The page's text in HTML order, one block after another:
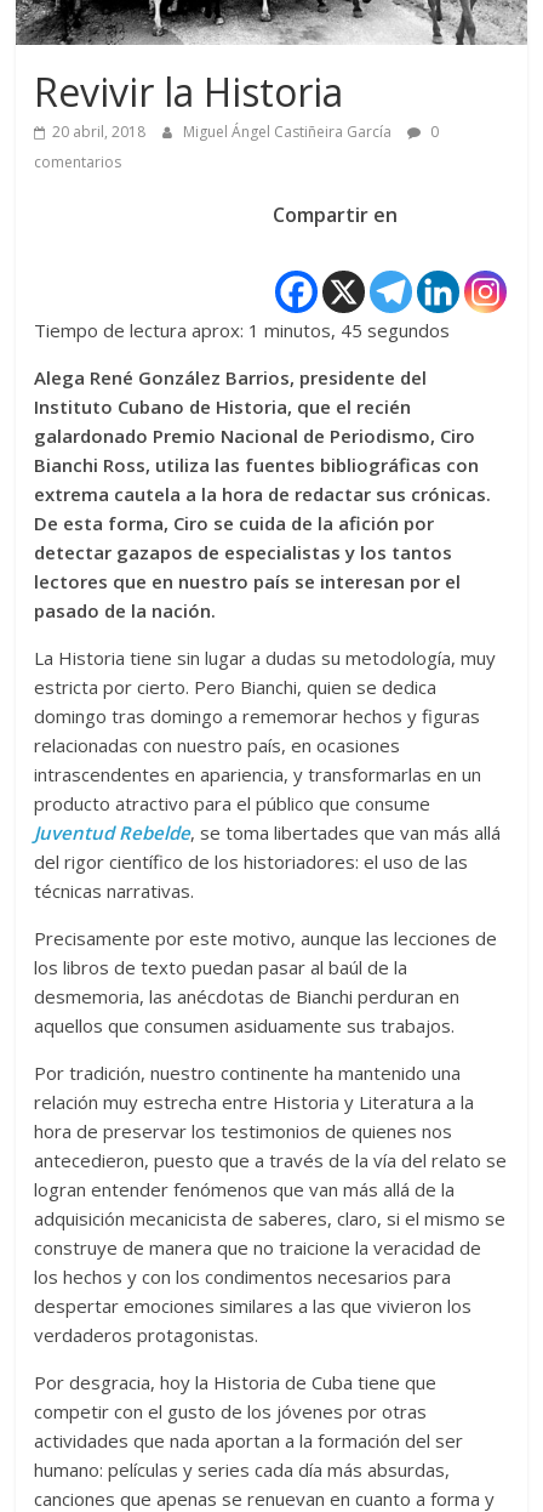
Revivir la Historia
20 abril, 2018 Miguel Ángel Castiñeira García
0
comentarios
Compartir en
Tiempo de lectura aprox: 1 minutos, 45 segundos
Alega René González Barrios, presidente del
Instituto Cubano de Historia, que el recién
galardonado Premio Nacional de Periodismo, Ciro
Bianchi Ross, utiliza las fuentes bibliográficas con
extrema cautela a la hora de redactar sus crónicas.
De esta forma, Ciro se cuida de la afición por
detectar gazapos de especialistas y los tantos
lectores que en nuestro país se interesan por el
pasado de la nación.
La Historia tiene sin lugar a dudas su metodología, muy
estricta por cierto. Pero Bianchi, quien se dedica
domingo tras domingo a rememorar hechos y figuras
relacionadas con nuestro país, en ocasiones
intrascendentes en apariencia, y transformarlas en un
producto atractivo para el público que consume
Juventud Rebelde, se toma libertades que van más allá
del rigor científico de los historiadores: el uso de las
técnicas narrativas.
Precisamente por este motivo, aunque las lecciones de
los libros de texto puedan pasar al baúl de la
desmemoria, las anécdotas de Bianchi perduran en
aquellos que consumen asiduamente sus trabajos.
Por tradición, nuestro continente ha mantenido una
relación muy estrecha entre Historia y Literatura a la
hora de preservar los testimonios de quienes nos
antecedieron, puesto que a través de la vía del relato se
logran entender fenómenos que van más allá de la
adquisición mecanicista de saberes, claro, si el mismo se
construye de manera que no traicione la veracidad de
los hechos y con los condimentos necesarios para
despertar emociones similares a las que vivieron los
verdaderos protagonistas.
Por desgracia, hoy la Historia de Cuba tiene que
competir con el gusto de los jóvenes por otras
actividades que nada aportan a la formación del ser
humano: películas y series cada día más absurdas,
canciones que apenas se renuevan en cuanto a forma y